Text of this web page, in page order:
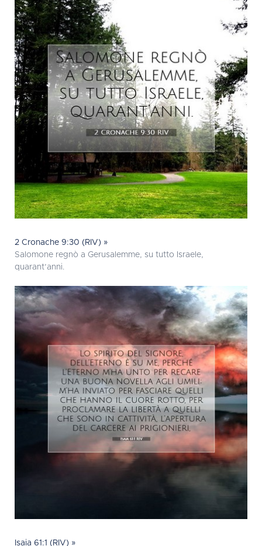
2 Cronache 9:30 (RIV) »
Salomone regnò a Gerusalemme, su tutto Israele,
quarant’anni.
Isaia 61:1 (RIV) »